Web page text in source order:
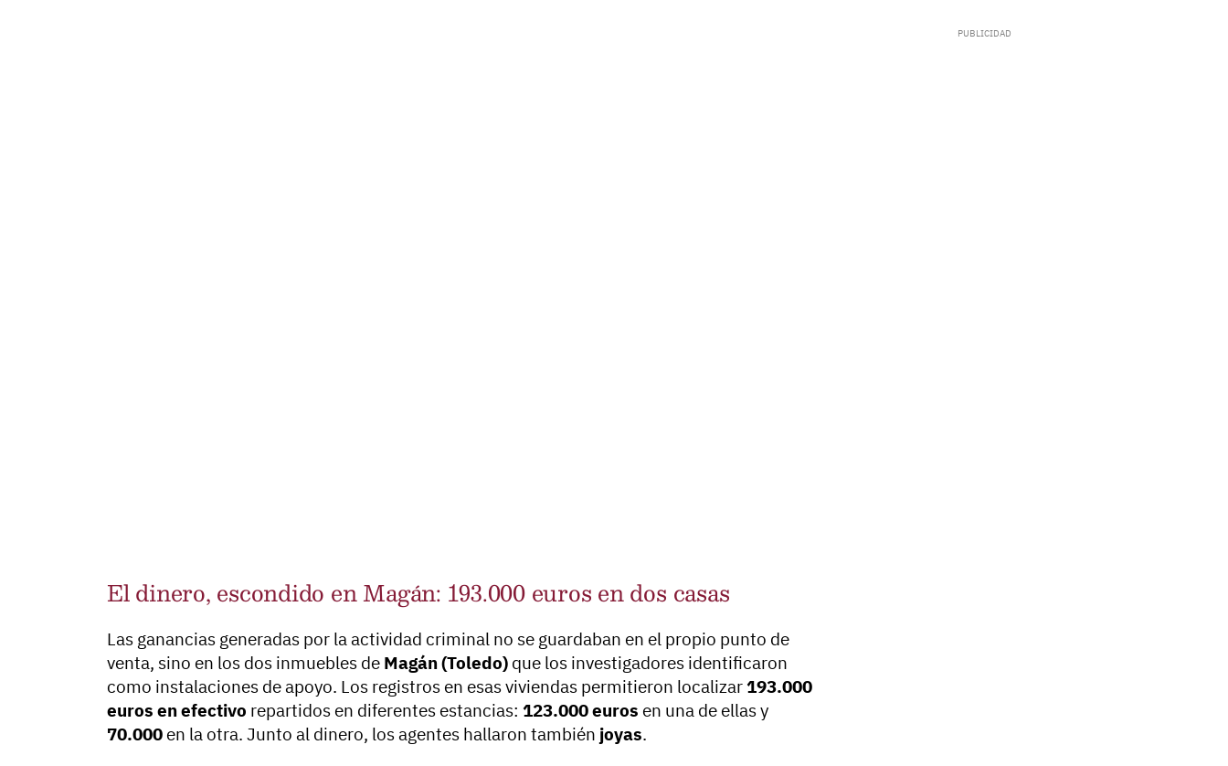
El dinero, escondido en Magán: 193.000 euros en dos casas
Las ganancias generadas por la actividad criminal no se guardaban en el propio punto de
venta, sino en los dos inmuebles de Magán (Toledo) que los investigadores identificaron
como instalaciones de apoyo. Los registros en esas viviendas permitieron localizar 193.000
euros en efectivo repartidos en diferentes estancias: 123.000 euros en una de ellas y
70.000 en la otra. Junto al dinero, los agentes hallaron también joyas.